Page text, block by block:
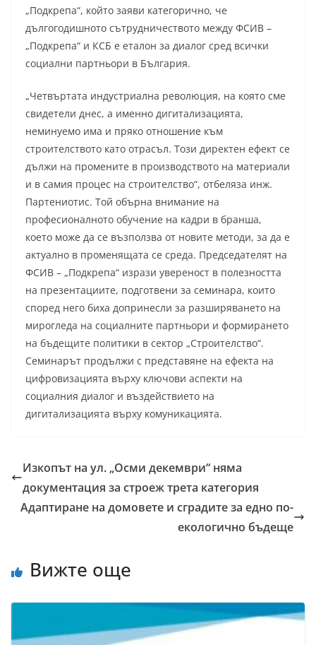
„Подкрепа“, който заяви категорично, че
дългогодишното сътрудничеството между ФСИВ –
„Подкрепа“ и КСБ е еталон за диалог сред всички
социални партньори в България.
„Четвъртата индустриална революция, на която сме
свидетели днес, а именно дигитализацията,
неминуемо има и пряко отношение към
строителството като отрасъл. Този директен ефект се
дължи на промените в производството на материали
и в самия процес на строителство“, отбеляза инж.
Партениотис. Той обърна внимание на
професионалното обучение на кадри в бранша,
което може да се възползва от новите методи, за да е
актуално в променящата се среда. Председателят на
ФСИВ – „Подкрепа“ изрази увереност в полезността
на презентациите, подготвени за семинара, които
според него биха допринесли за разширяването на
мирогледа на социалните партньори и формирането
на бъдещите политики в сектор „Строителство“.
Семинарът продължи с представяне на ефекта на
цифровизацията върху ключови аспекти на
социалния диалог и въздействието на
дигитализацията върху комуникацията.
Изкопът на ул. „Осми декември“ няма
документация за строеж трета категория
Адаптиране на домовете и сградите за едно по-
екологично бъдеще
Вижте още